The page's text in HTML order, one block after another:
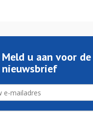
Meld u aan voor de
nieuwsbrief